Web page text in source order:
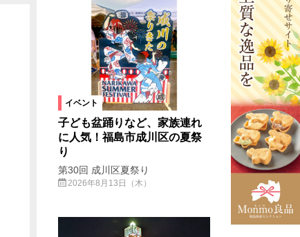
イベント
子ども盆踊りなど、家族連れ
に人気！福島市成川区の夏祭
り
第30回 成川区夏祭り
2026年8月13日（木）